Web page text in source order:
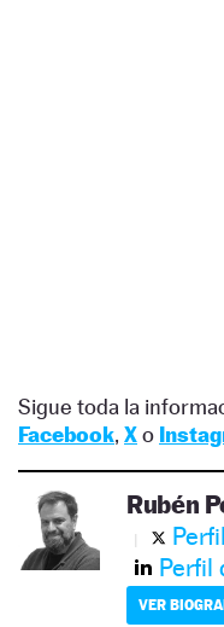
Sigue toda la
Facebook, Xo
Rubén
Perfil
VER